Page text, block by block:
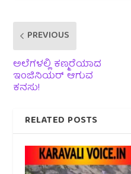
PREVIOUS
ಅಲೆಗಳಲ್ಲಿ ಕಣ್ಮರೆಯಾದ
ಇಂಜಿನಿಯರ್ ಆಗುವ
ಕನಸು!
RELATED POSTS